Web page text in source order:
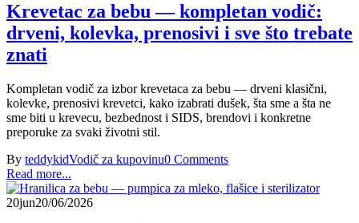
Krevetac za bebu — kompletan vodič:
drveni, kolevka, prenosivi i sve što trebate
znati
Kompletan vodič za izbor krevetaca za bebu — drveni klasični,
kolevke, prenosivi krevetci, kako izabrati dušek, šta sme a šta ne
sme biti u krevecu, bezbednost i SIDS, brendovi i konkretne
preporuke za svaki životni stil.
By teddykidVodič za kupovinu0 Comments
Read more...
20jun20/06/2026